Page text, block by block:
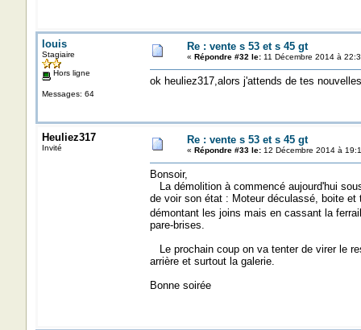
louis
Stagiaire
Hors ligne
Messages: 64
Re : vente s 53 et s 45 gt
« Répondre #32 le:11 Décembre 2014 à
ok heuliez317,alors j'attends de tes
Heuliez317
Invité
Re : vente s 53 et s 45 gt
« Répondre #33 le:12 Décembre 2014 à
Bonsoir,
La démolition à commencé aujourd'hui
de voir son état : Moteur déculassé, boite
démontant les joins mais en cassant la
pare-brises.
Le prochain coup on va tenter de virer le
arrière et surtout la galerie.
Bonne soirée